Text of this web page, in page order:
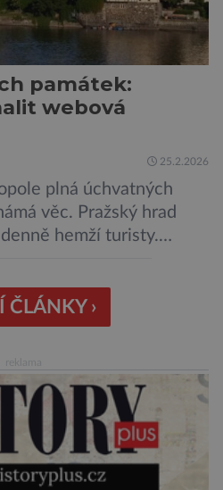
památek:
webová
25.2.2026
plná úchvatných
věc. Pražský hrad
hemží turisty.
lidé díky webové
pracovníci Ústavu dějin
ČLÁNKY ›